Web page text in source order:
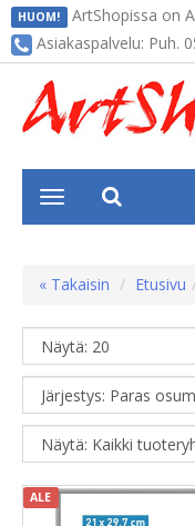
HUOM! ArtShopissa on
Asiakaspalvelu: Puh.
« Takaisin Etusivu
ALE